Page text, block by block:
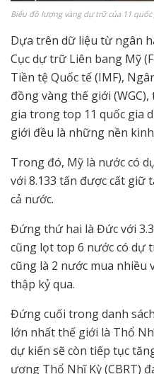
Biểu đồ lượng vàng dự trữ của 11 quốc
Dựa trên dữ liệu từ ngân
Cục dự trữ Liên bang Mỹ
Tiền tệ Quốc tế (IMF),
đồng vàng thế giới
gia trong top 11 quốc gia
giới đều là những nền
Trong đó, Mỹ là nước có
với 8.133 tấn được cất giữ
cả nước.
Đứng thứ hai là Đức với
cũng lọt top 6 nước có dự
cũng là 2 nước mua
thập kỷ qua.
Đứng cuối trong danh
lớn nhất thế giới là Thổ
dự kiến sẽ còn tiếp tục
ương Thổ Nhĩ Kỳ (CBRT)